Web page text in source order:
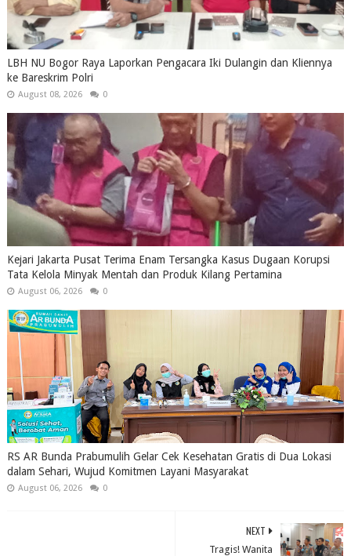
LBH NU Bogor Raya Laporkan Pengacara Iki Dulangin dan Kliennya
ke Bareskrim Polri
August 08, 2026 0
Kejari Jakarta Pusat Terima Enam Tersangka Kasus Dugaan Korupsi
Tata Kelola Minyak Mentah dan Produk Kilang Pertamina
August 06, 2026 0
RS AR Bunda Prabumulih Gelar Cek Kesehatan Gratis di Dua Lokasi
dalam Sehari, Wujud Komitmen Layani Masyarakat
August 06, 2026 0
NEXT
Tragis! Wanita